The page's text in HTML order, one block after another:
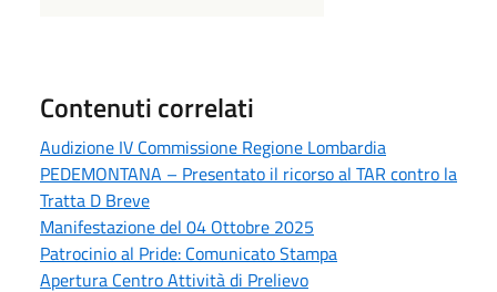
Contenuti correlati
Audizione IV Commissione Regione Lombardia
PEDEMONTANA – Presentato il ricorso al TAR contro la
Tratta D Breve
Manifestazione del 04 Ottobre 2025
Patrocinio al Pride: Comunicato Stampa
Apertura Centro Attività di Prelievo